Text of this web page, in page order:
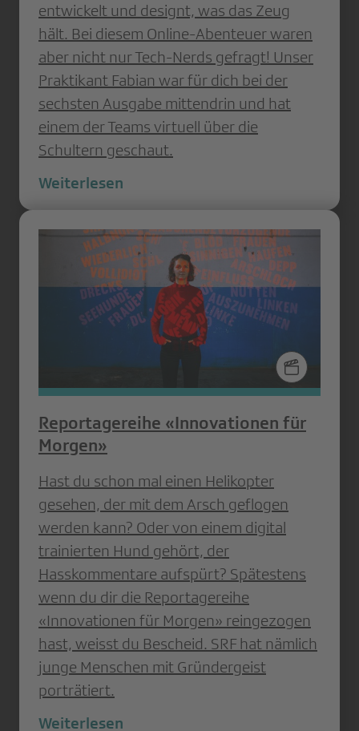
entwickelt und designt, was das Zeug
hält. Bei diesem Online-Abenteuer waren
aber nicht nur Tech-Nerds gefragt! Unser
Praktikant Fabian war für dich bei der
sechsten Ausgabe mittendrin und hat
einem der Teams virtuell über die
Schultern geschaut.
Weiterlesen
Reportagereihe «Innovationen für
Morgen»
Hast du schon mal einen Helikopter
gesehen, der mit dem Arsch geflogen
werden kann? Oder von einem digital
trainierten Hund gehört, der
Hasskommentare aufspürt? Spätestens
wenn du dir die Reportagereihe
«Innovationen für Morgen» reingezogen
hast, weisst du Bescheid. SRF hat nämlich
junge Menschen mit Gründergeist
porträtiert.
Weiterlesen